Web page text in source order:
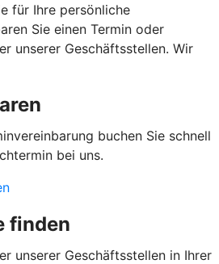
für Ihre persönliche
Sie einen Termin oder
unserer Geschäftsstellen. Wir
buchen Sie schnell
bei uns.
finden
unserer Geschäftsstellen in Ihrer